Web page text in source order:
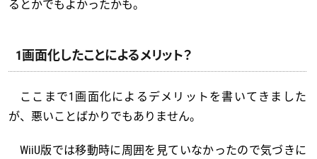
るとかでもよかったかも。
1画面化したことによるメリット？
ここまで1画面化によるデメリットを書いてきました
が、悪いことばかりでもありません。
WiiU版では移動時に周囲を見ていなかったので気づきに